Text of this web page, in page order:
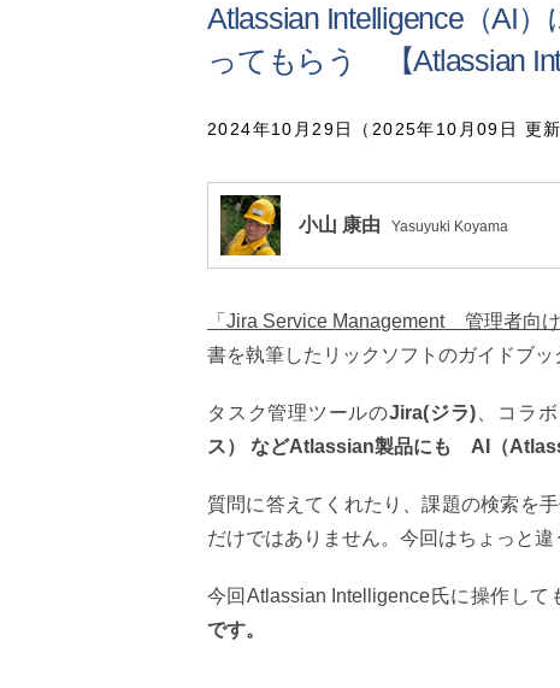
Atlassian Intelligence（AI
ってもらう 【Atlassian
2024年10月29日（2025年10月09日 更新
小山 康由 Yasuyuki Koyama
「Jira Service Management 管理者向
書を執筆したリックソフトのガイドブッ
タスク管理ツールのJira(ジラ) 、コラ
ス） などAtlassian製品にも AI（
質問に答えてくれたり、課題の検索を
だけではありません。今回はちょっと違
今回Atlassian Intelligence氏に操作して
です。